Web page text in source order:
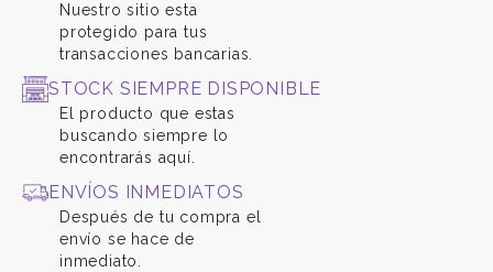
Nuestro sitio esta
protegido para tus
transacciones bancarias.
STOCK SIEMPRE DISPONIBLE
El producto que estas
buscando siempre lo
encontrarás aquí.
ENVÍOS INMEDIATOS
Después de tu compra el
envío se hace de
inmediato.